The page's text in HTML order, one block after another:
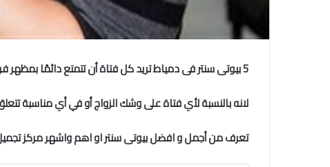
5 بيوتى سنتر فى دمياط
تريد كل فتاة أن تتمتع دائمًا
لانه بالنسبة لأي فتاة على وشك الزواج أو في أي مناسبة
تعرف من أجمل و افضل بيوتى سنتر او اهم واشهر مركز